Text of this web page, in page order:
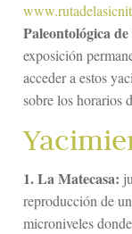
Paleontológica
exposición
acceder a estos
sobre los horarios
1. La Matecasa:
reproducción de
microniveles